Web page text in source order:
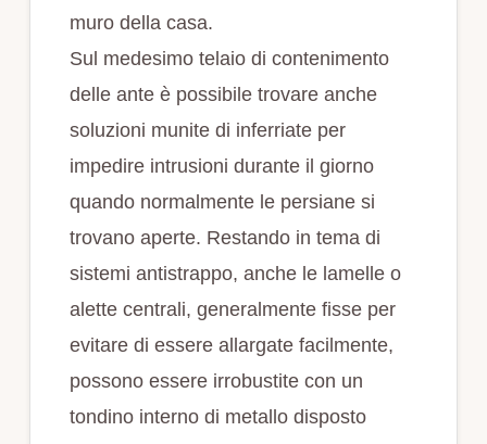
muro della casa.
Sul medesimo telaio di contenimento
delle ante è possibile trovare anche
soluzioni munite di inferriate per
impedire intrusioni durante il giorno
quando normalmente le persiane si
trovano aperte. Restando in tema di
sistemi antistrappo, anche le lamelle o
alette centrali, generalmente fisse per
evitare di essere allargate facilmente,
possono essere irrobustite con un
tondino interno di metallo disposto